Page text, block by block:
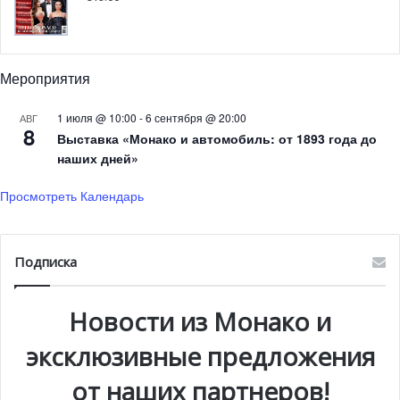
Фредерик де Шамбур, Франсьен Жироди, Хильда
Ханоз, Леди Джилл Ритблат, Луизет Аццоальо Леви
Суссан, Милена Монти, Пенда Гебель, Розабель
Готанегра, Сэнди Толлманн, Шану С.П. Хиндужа, Симон
Саланти, Виктория Зинны и Султан Камолетто.
Проект был полностью реализован в княжестве,
а фотографировались участники проекта в престижной
Мероприятия
АВГ
8
1 июля @ 10:00 -6 сентября @ 20:00
Выставка «Монако и автомобиль: от 1893 года до
наших дней»
Просмотреть Календарь
Подписка
Новости из Монако и
эксклюзивные предложения
от наших партнеров!